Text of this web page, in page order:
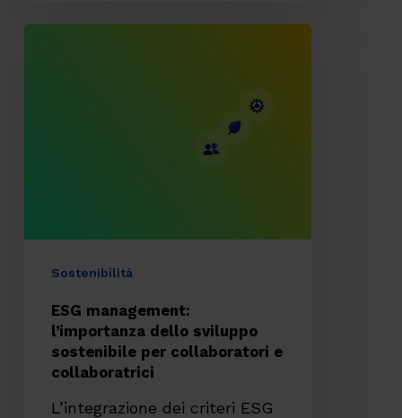
collaboratori
Sostenibilità
ESG management:
l’importanza dello sviluppo
sostenibile per collaboratori e
collaboratrici
L’integrazione dei criteri ESG